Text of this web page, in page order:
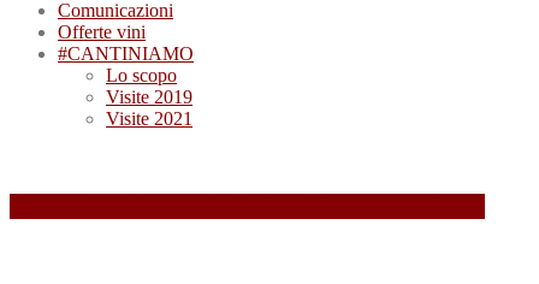
Comunicazioni
Offerte vini
#CANTINIAMO
Lo scopo
Visite 2019
Visite 2021